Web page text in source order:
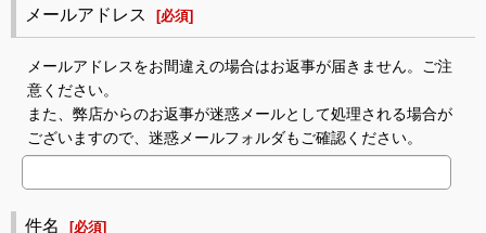
メールアドレス [必須]
メールアドレスをお間違えの場合はお返事が届きません。ご注
意ください。
また、弊店からのお返事が迷惑メールとして処理される場合が
ございますので、迷惑メールフォルダもご確認ください。
件名 [必須]